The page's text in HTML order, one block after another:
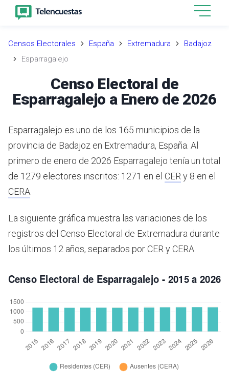
Censos Electorales España Extremadura
Badajoz
Esparragalejo
Censo Electoral de
Esparragalejo a Enero de 2026
Esparragalejo es uno de los 165 municipios de la
provincia de Badajoz en Extremadura, España. Al
primero de enero de 2026 Esparragalejo tenía un total
de 1279 electores inscritos: 1271 en el CER y 8 en el
CERA
La siguiente gráfica muestra las variaciones de los
registros del Censo Electoral de Extremadura durante
los últimos 12 años, separados por CER y CERA.